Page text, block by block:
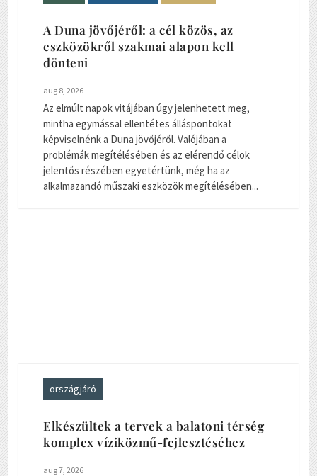
A Duna jövőjéről: a cél közös, az
eszközökről szakmai alapon kell
dönteni
aug 8, 2026
Az elmúlt napok vitájában úgy jelenhetett meg,
mintha egymással ellentétes álláspontokat
képviselnénk a Duna jövőjéről. Valójában a
problémák megítélésében és az elérendő célok
jelentős részében egyetértünk, még ha az
alkalmazandó műszaki eszközök megítélésében...
országjáró
Elkészültek a tervek a balatoni térség
komplex víziközmű-fejlesztéséhez
aug 7, 2026